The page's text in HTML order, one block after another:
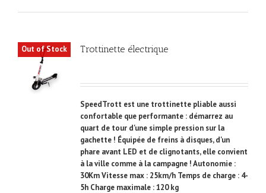
Out of Stock Trottinette électrique
SpeedTrott est une trottinette pliable aussi
confortable que performante : démarrez au
quart de tour d'une simple pression sur la
gachette ! Équipée de freins à disques, d'un
phare avant LED et de clignotants, elle convient
à la ville comme à la campagne ! Autonomie :
30Km Vitesse max : 25km/h Temps de charge : 4-
5h Charge maximale : 120 kg